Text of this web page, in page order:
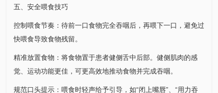
五、安全喂食技巧
控制喂食节奏：待前一口食物完全吞咽后，再喂下一口，避免过
快喂食导致食物残留。
精准放置食物：将食物置于患者健侧舌中后部。健侧肌肉的感
觉、运动功能更佳，可更高效地推动食物并完成吞咽。
规范口头提示：喂食时轻声给予引导，如“闭上嘴唇”、“用力吞